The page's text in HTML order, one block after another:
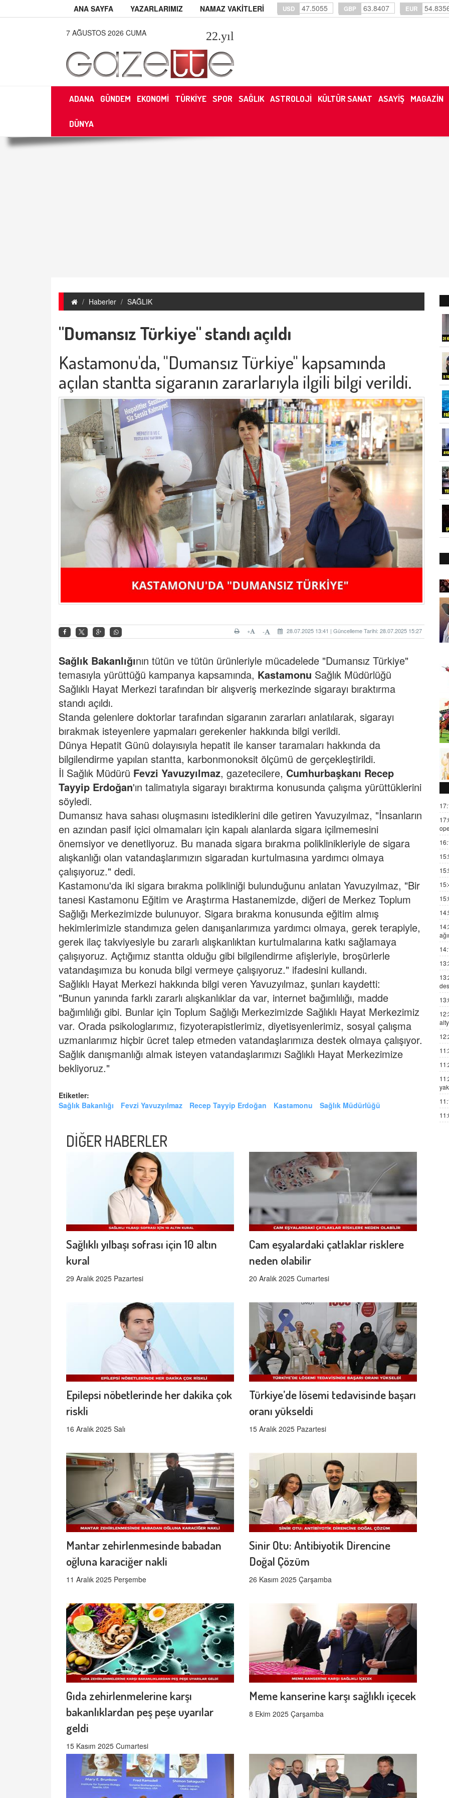
ANA SAYFA YAZARLARIMIZ NAMAZ VAKİTLERİ USD 47.5055 GBP 63.8407 EUR
7 AĞUSTOS 2026 CUMA 22.yıl
ADANA GÜNDEM EKONOMİ TÜRKİYE SPOR SAĞLIK ASTROLOJİ KÜLTÜR SANAT ASAYİŞ MAGAZİN
DÜNYA
Haberler SAĞLIK
"Dumansız Türkiye" standı açıldı
Kastamonu'da, "Dumansız Türkiye" kapsamında
açılan stantta sigaranın zararlarıyla ilgili bilgi verildi.
28.07.2025 13:41 | Güncelleme Tarihi: 28.07.2025 15:27
-
+
Sağlık Bakanlığının tütün ve tütün ürünleriyle mücadelede "Dumansız Türkiye"
temasıyla yürüttüğü kampanya kapsamında, Kastamonu Sağlık Müdürlüğü
Sağlıklı Hayat Merkezi tarafından bir alışveriş merkezinde sigarayı bıraktırma
standı açıldı.
Standa gelenlere doktorlar tarafından sigaranın zararları anlatılarak, sigarayı
bırakmak isteyenlere yapmaları gerekenler hakkında bilgi verildi.
Dünya Hepatit Günü dolayısıyla hepatit ile kanser taramaları hakkında da
bilgilendirme yapılan stantta, karbonmonoksit ölçümü de gerçekleştirildi.
İl Sağlık Müdürü Fevzi Yavuzyılmaz, gazetecilere, Cumhurbaşkanı Recep
Tayyip Erdoğan'ın talimatıyla sigarayı bıraktırma konusunda çalışma yürüttüklerini
söyledi.
Dumansız hava sahası oluşmasını istediklerini dile getiren Yavuzyılmaz, "İnsanların
en azından pasif içici olmamaları için kapalı alanlarda sigara içilmemesini
önemsiyor ve denetliyoruz. Bu manada sigara bırakma poliklinikleriyle de sigara
alışkanlığı olan vatandaşlarımızın sigaradan kurtulmasına yardımcı olmaya
çalışıyoruz." dedi.
Kastamonu'da iki sigara bırakma polikliniği bulunduğunu anlatan Yavuzyılmaz, "Bir
tanesi Kastamonu Eğitim ve Araştırma Hastanemizde, diğeri de Merkez Toplum
Sağlığı Merkezimizde bulunuyor. Sigara bırakma konusunda eğitim almış
hekimlerimizle standımıza gelen danışanlarımıza yardımcı olmaya, gerek terapiyle,
gerek ilaç takviyesiyle bu zararlı alışkanlıktan kurtulmalarına katkı sağlamaya
çalışıyoruz. Açtığımız stantta olduğu gibi bilgilendirme afişleriyle, broşürlerle
vatandaşımıza bu konuda bilgi vermeye çalışıyoruz." ifadesini kullandı.
Sağlıklı Hayat Merkezi hakkında bilgi veren Yavuzyılmaz, şunları kaydetti:
"Bunun yanında farklı zararlı alışkanlıklar da var, internet bağımlılığı, madde
bağımlılığı gibi. Bunlar için Toplum Sağlığı Merkezimizde Sağlıklı Hayat Merkezimiz
var. Orada psikologlarımız, fizyoterapistlerimiz, diyetisyenlerimiz, sosyal çalışma
uzmanlarımız hiçbir ücret talep etmeden vatandaşlarımıza destek olmaya çalışıyor.
Sağlık danışmanlığı almak isteyen vatandaşlarımızı Sağlıklı Hayat Merkezimize
bekliyoruz."
Etiketler:
Sağlık Bakanlığı
Fevzi Yavuzyılmaz Recep Tayyip Erdoğan Kastamonu Sağlık Müdürlüğü
DİĞER HABERLER
Sağlıklı yılbaşı sofrası için 10 altın
kural
29 Aralık 2025 Pazartesi
Cam eşyalardaki çatlaklar risklere
neden olabilir
20 Aralık 2025 Cumartesi
Epilepsi nöbetlerinde her dakika çok
riskli
16 Aralık 2025 Salı
Türkiye’de lösemi tedavisinde başarı
oranı yükseldi
15 Aralık 2025 Pazartesi
Mantar zehirlenmesinde babadan
oğluna karaciğer nakli
11 Aralık 2025 Perşembe
Sinir Otu: Antibiyotik Direncine
Doğal Çözüm
26 Kasım 2025 Çarşamba
Gıda zehirlenmelerine karşı
bakanlıklardan peş peşe uyarılar
geldi
15 Kasım 2025 Cumartesi
Meme kanserine karşı sağlıklı içecek
8 Ekim 2025 Çarşamba